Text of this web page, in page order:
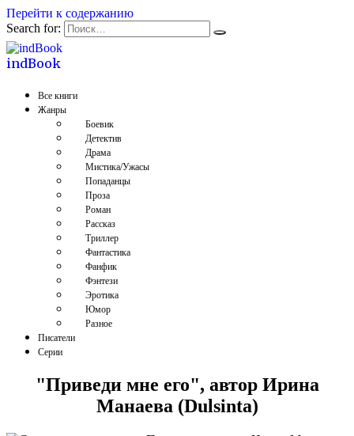
Перейти к содержанию
Search for:
indBook
Все книги
Жанры
Боевик
Детектив
Драма
Мистика/Ужасы
Попаданцы
Проза
Роман
Рассказ
Триллер
Фантастика
Фанфик
Фэнтези
Эротика
Юмор
Разное
Писатели
Серии
"Приведи мне его", автор Ирина
Манаева (Dulsinta)